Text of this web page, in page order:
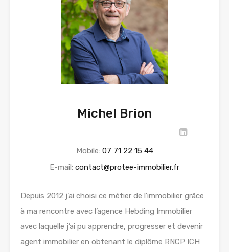
Michel Brion
Mobile: 07 71 22 15 44‬
E-mail: contact@protee-immobilier.fr
Depuis 2012 j’ai choisi ce métier de l’immobilier grâce
à ma rencontre avec l’agence Hebding Immobilier
avec laquelle j’ai pu apprendre, progresser et devenir
agent immobilier en obtenant le diplôme RNCP ICH